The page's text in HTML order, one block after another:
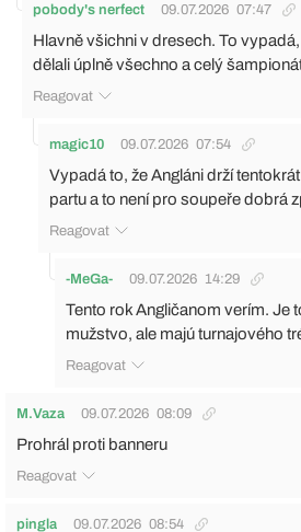
pobody's nerfect 09.07.2026 07:47
Hlavně všichni v dresech. To
dělali úplně všechno a celý
Reagovat
magic10 09.07.2026 07:54
Vypadá to, že Angláni drží
partu a to není pro soupeře dobrá
Reagovat
-MeGa- 09.07.2026 14:29
Tento rok Angličanom verím. Je
mužstvo, ale majú turnajového
Reagovat
M.Vaza 09.07.2026 08:09
Prohrál proti banneru
Reagovat
pingla 09.07.2026 08:54